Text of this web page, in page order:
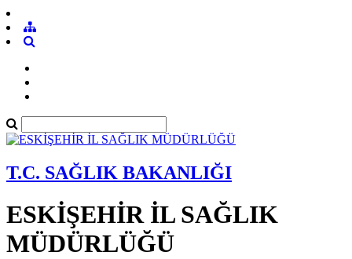
T.C. SAĞLIK BAKANLIĞI
ESKİŞEHİR İL SAĞLIK
MÜDÜRLÜĞÜ